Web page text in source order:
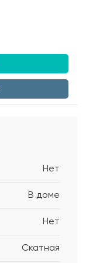
Нет
В доме
Нет
Скатная